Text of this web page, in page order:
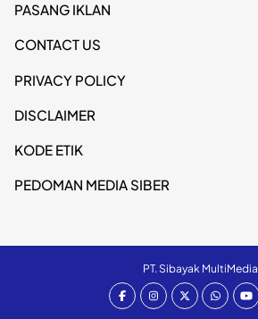
PASANG IKLAN
CONTACT US
PRIVACY POLICY
DISCLAIMER
KODE ETIK
PEDOMAN MEDIA SIBER
PT. Sibayak MultiMedia